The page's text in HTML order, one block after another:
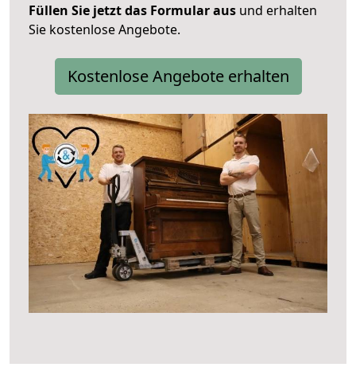
Füllen Sie jetzt das Formular aus und erhalten
Sie kostenlose Angebote.
Kostenlose Angebote erhalten